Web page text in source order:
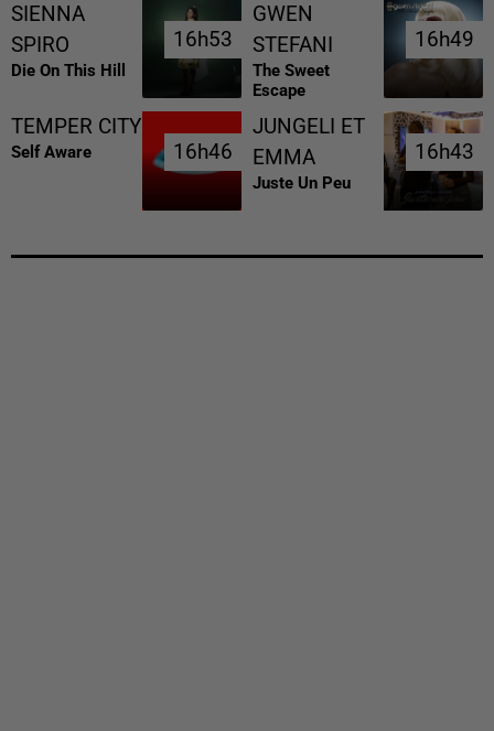
SIENNA
SPIRO
Die On This Hill
16h53
16h53
GWEN
STEFANI
The Sweet
Escape
16h49
16h49
TEMPER CITY
Self Aware 16h46
16h46
JUNGELI ET
EMMA
Juste Un Peu
16h43
16h43